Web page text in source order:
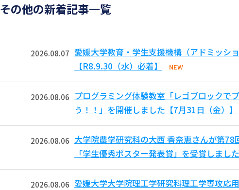
その他の新着記事一覧
2026.08.07 愛媛大学教育・学生支援機構（アドミッシ
【R8.9.30（水）必着】
NEW
2026.08.06
プログラミング体験教室「レゴブロックで
う！！」を開催しました【7月31日（金）】
2026.08.06 大学院農学研究科の大西 香奈恵さんが第78
「学生優秀ポスター発表賞」を受賞しまし
2026.08.06 愛媛大学大学院理工学研究科理工学専攻応